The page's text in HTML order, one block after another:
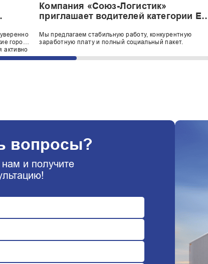
города
активно
Компания «Союз-Логистик»
приглашает водителей категории Е
маршрутах.
Мы предлагаем стабильную работу, конкурентную
заработную плату и полный социальный пакет.
вопросы?
и получите